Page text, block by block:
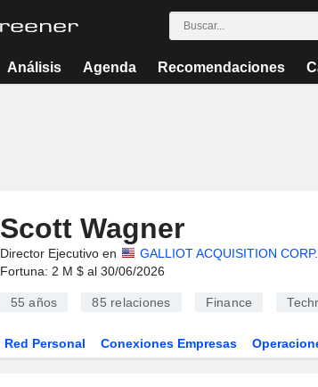
Análisis Agenda Recomendaciones
Scott Wagner
Director Ejecutivo en GALLIOT ACQUISITION CORP.
Fortuna: 2 M $ al 30/06/2026
55 años 85 relaciones Finance
Red Personal Conexiones Empresas